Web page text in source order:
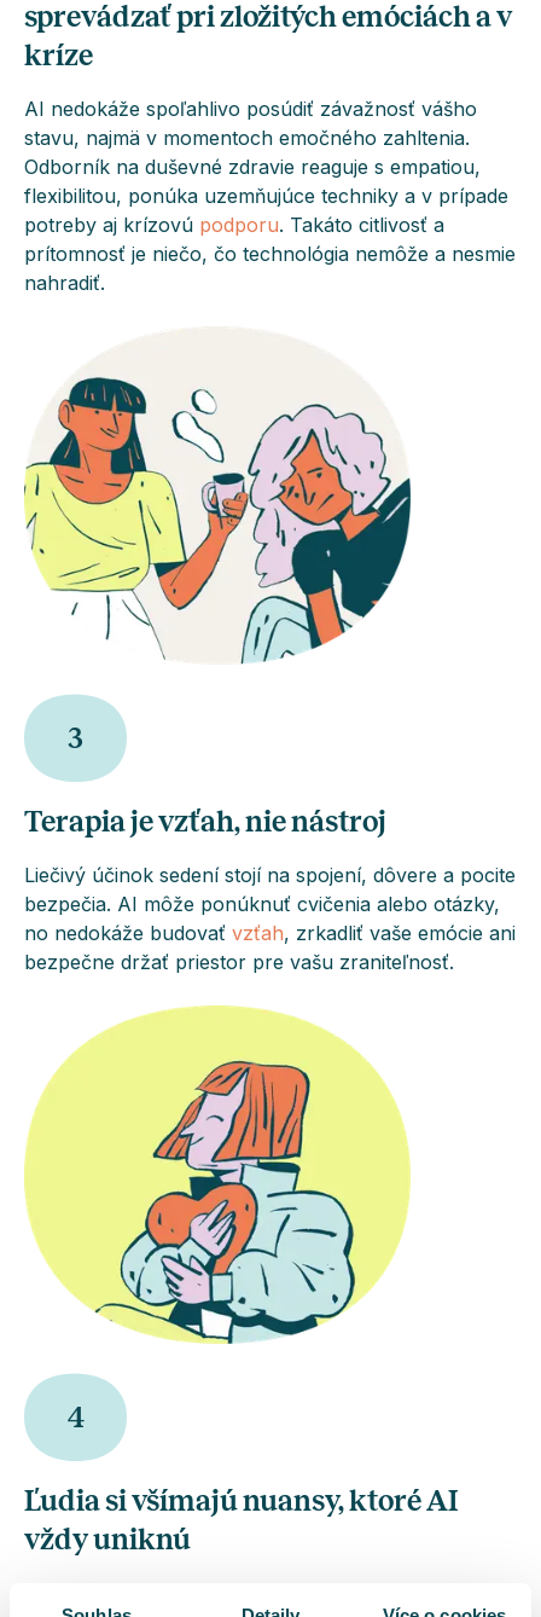
sprevádzať pri zložitých emóciách a v
kríze
AI nedokáže spoľahlivo posúdiť závažnosť vášho
stavu, najmä v momentoch emočného zahltenia.
Odborník na duševné zdravie reaguje s empatiou,
flexibilitou, ponúka uzemňujúce techniky a v prípade
potreby aj krízovú podporu. Takáto citlivosť a
prítomnosť je niečo, čo technológia nemôže a nesmie
nahradiť.
3
Terapia je vzťah, nie nástroj
Liečivý účinok sedení stojí na spojení, dôvere a pocite
bezpečia. AI môže ponúknuť cvičenia alebo otázky,
no nedokáže budovať vzťah, zrkadliť vaše emócie ani
bezpečne držať priestor pre vašu zraniteľnosť.
4
Ľudia si všímajú nuansy, ktoré AI
vždy uniknú